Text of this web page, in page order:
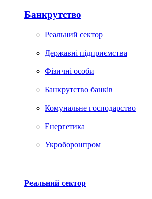
Банкрутство
Реальний сектор
Державні підприємства
Фізичні особи
Банкрутство банків
Комунальне господарство
Енергетика
Укроборонпром
Реальний сектор